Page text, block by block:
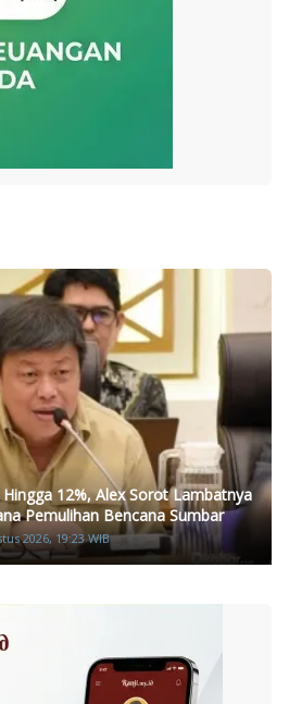
12%, Alex Sorot Lambatnya
Pemulihan Bencana Sumbar
2026, 19:23 WIB